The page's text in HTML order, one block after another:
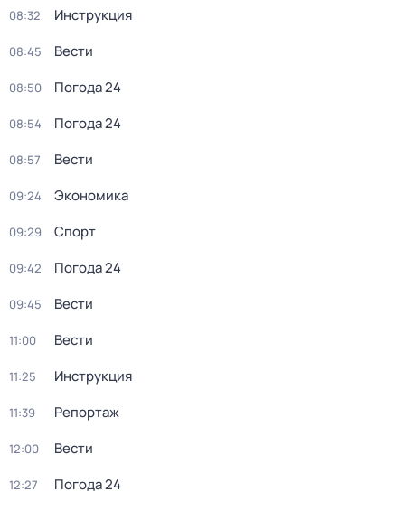
08:32 Инструкция
08:45 Вести
08:50 Погода 24
08:54 Погода 24
08:57 Вести
09:24 Экономика
09:29 Спорт
09:42 Погода 24
09:45 Вести
11:00 Вести
11:25 Инструкция
11:39 Репортаж
12:00 Вести
12:27 Погода 24